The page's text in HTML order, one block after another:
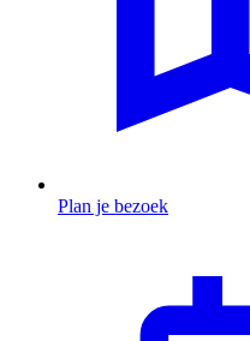
Plan je bezoek